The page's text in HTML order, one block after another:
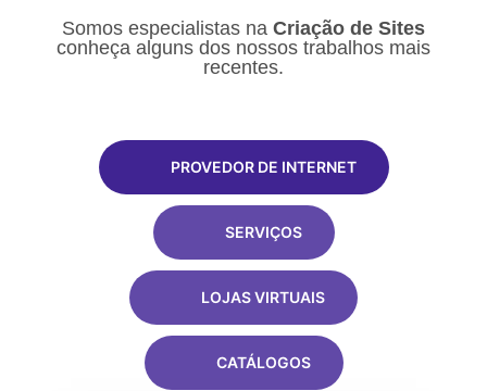
Somos especialistas na Criação de Sites
conheça alguns dos nossos trabalhos mais
recentes.
PROVEDOR DE INTERNET
SERVIÇOS
LOJAS VIRTUAIS
CATÁLOGOS